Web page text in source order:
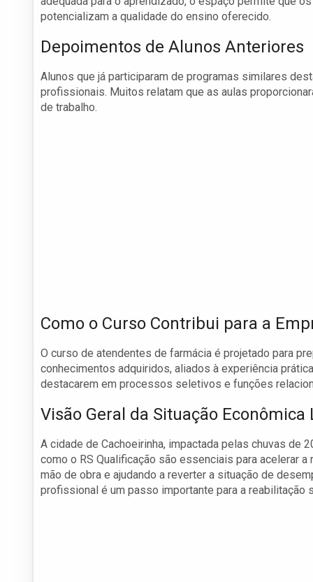
potencializam a qualidade do ensino oferecido.
Depoimentos de Alunos Anteriores
Alunos que já participaram de programas similares
profissionais. Muitos relatam que as aulas
de trabalho.
Como o Curso Contribui para a
O curso de atendentes de farmácia é projetado para
conhecimentos adquiridos, aliados à experiência
destacarem em processos seletivos e funções
Visão Geral da Situação Econômica
A cidade de Cachoeirinha, impactada pelas chuvas
como o RS Qualificação são essenciais para acelerar
mão de obra e ajudando a reverter a situação de
profissional é um passo importante para a reabilitação